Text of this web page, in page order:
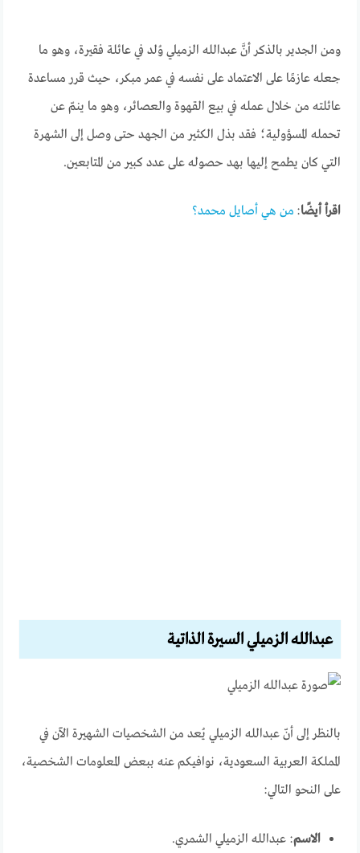
ومن الجدير بالذكر أنَّ عبدالله الزميلي وُلد في عائلة فقيرة، وهو ما
جعله عازمًا على الاعتماد على نفسه في عمر مبكر، حيث قرر مساعدة
عائلته من خلال عمله في بيع القهوة والعصائر، وهو ما ينمّ عن
تحمله المسؤولية؛ فقد بذل الكثير من الجهد حتى وصل إلى الشهرة
التي كان يطمح إليها بهد حصوله على عدد كبير من المتابعين.
اقرأ أيضًا: من هي أصايل محمد؟
عبدالله الزميلي السيرة الذاتية
بالنظر إلى أنّ عبدالله الزميلي يُعد من الشخصيات الشهيرة الآن في
المملكة العربية السعودية، نوافيكم عنه ببعض المعلومات الشخصية،
على النحو التالي:
الاسم: عبدالله الزميلي الشمري.